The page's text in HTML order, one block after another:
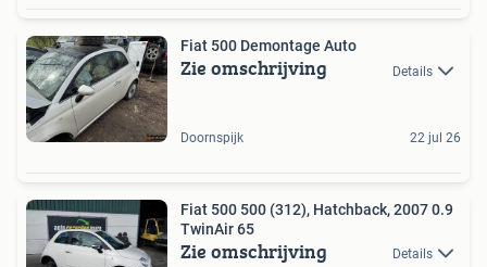
Fiat 500 Demontage Auto
Zie omschrijving Details
Doornspijk 22 jul 26
Fiat 500 500 (312), Hatchback, 2007 0.9
TwinAir 65
Zie omschrijving Details